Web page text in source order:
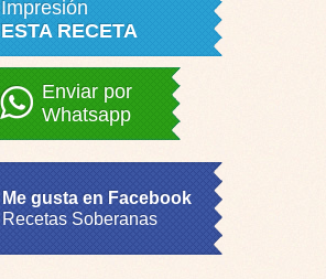
Impresión
ESTA RECETA
Enviar por
Whatsapp
Me gusta en Facebook
Recetas Soberanas